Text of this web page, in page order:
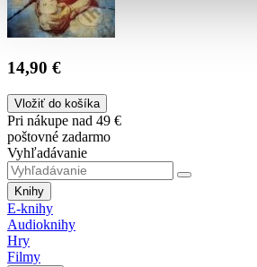
14,90 €
Vložiť do košíka
Pri nákupe nad 49 €
poštovné zadarmo
Vyhľadávanie
Knihy
E-knihy
Audioknihy
Hry
Filmy